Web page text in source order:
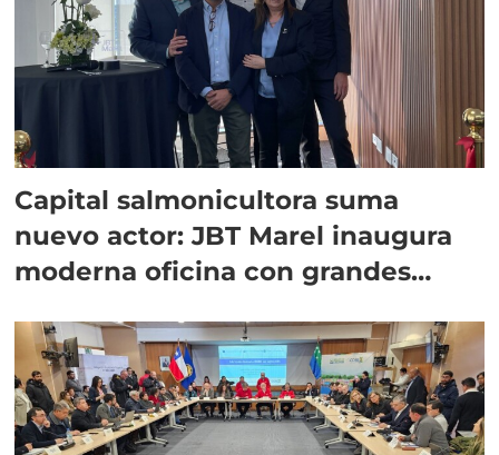
Capital salmonicultora suma
nuevo actor: JBT Marel inaugura
moderna oficina con grandes